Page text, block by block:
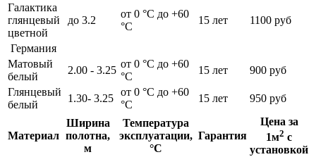
Галактика
глянцевый
цветной
до 3.2
от 0 °С до +60
°С
15 лет 1100 руб
Германия
Матовый
белый
2.00 - 3.25
от 0 °С до +60
°С
15 лет
900 руб
Глянцевый
белый
1.30- 3.25
от 0 °С до +60
°С
15 лет 950 руб
Материал
Ширина
полотна,
м
Температура
эксплуатации,
°С
Гарантия
Цена за
1м2 с
установкой